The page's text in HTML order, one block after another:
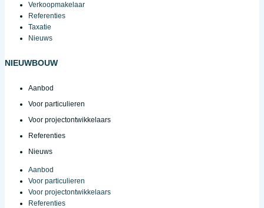
Verkoopmakelaar
Referenties
Taxatie
Nieuws
NIEUWBOUW
Aanbod
Voor particulieren
Voor projectontwikkelaars
Referenties
Nieuws
Aanbod
Voor particulieren
Voor projectontwikkelaars
Referenties